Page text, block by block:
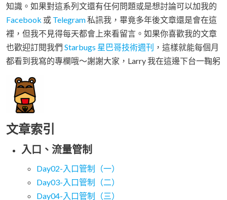
知識。如果對這系列文還有任何問題或是想討論可以加我的
Facebook 或 Telegram私訊我，畢竟多年後文章還是會在這
裡，但我不見得每天都會上來看留言。如果你喜歡我的文章
也歡迎訂閱我們 Starbugs 星巴哥技術週刊 ，這樣就能每個月
都看到我寫的專欄哦～謝謝大家，Larry 我在這邊下台一鞠躬
文章索引
入口、流量管制
Day02-入口管制（一）
Day03-入口管制（二）
Day04-入口管制（三）